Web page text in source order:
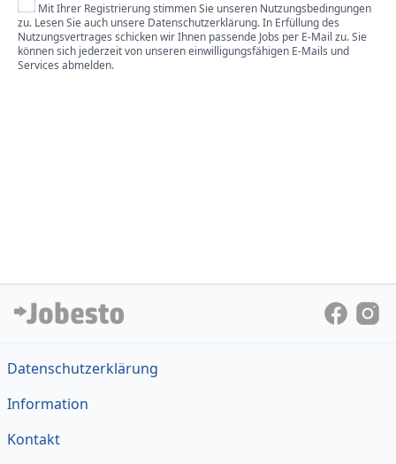
Mit Ihrer Registrierung stimmen Sie unseren Nutzungsbedingungen
zu. Lesen Sie auch unsere Datenschutzerklärung. In Erfüllung des
Nutzungsvertrages schicken wir Ihnen passende Jobs per E-Mail zu. Sie
können sich jederzeit von unseren einwilligungsfähigen E-Mails und
Services abmelden.
Datenschutzerklärung
Information
Kontakt